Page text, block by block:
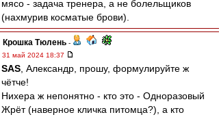
мясо - задача тренера, а не болельщиков
(нахмурив косматые брови).
Крошка Тюлень -
31 май 2024 18:37
SAS , Александр, прошу, формулируйте ж
чётче!
Нихера ж непонятно - кто это - Одноразовый
Жрёт (наверное кличка питомца?), а кто